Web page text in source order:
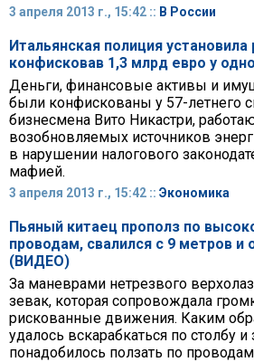
3 апреля 2013 г., 15:42 :: В России
Итальянская полиция установила
конфисковав 1,3 млрд евро у
Деньги, финансовые активы и
были конфискованы у 57-летнего
бизнесмена Вито Никастри,
возобновляемых источников
в нарушении налогового
мафией.
3 апреля 2013 г., 15:42 :: Экономика
Пьяный китаец прополз по
проводам, свалился с 9 метров и
(ВИДЕО)
За маневрами нетрезвого
зевак, которая сопровождала
рискованные движения. Каким
удалось вскарабкаться по столбу
понадобилось ползать по